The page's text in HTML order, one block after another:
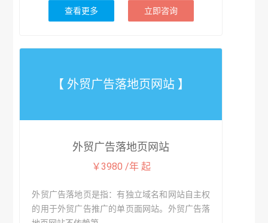
查看更多 立即咨询
【 外贸广告落地页网站 】
外贸广告落地页网站
￥3980 /年 起
外贸广告落地页是指：有独立域名和网站自主权
的用于外贸广告推广的单页面网站。外贸广告落